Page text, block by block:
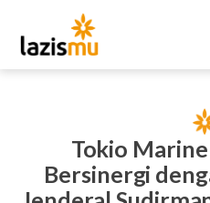
Tokio
Bersinergi